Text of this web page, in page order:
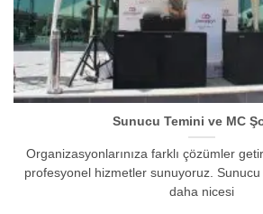
Sunucu Temini ve MC
Organizasyonlarınıza farklı çözümler
profesyonel hizmetler sunuyoruz.
daha nicesi